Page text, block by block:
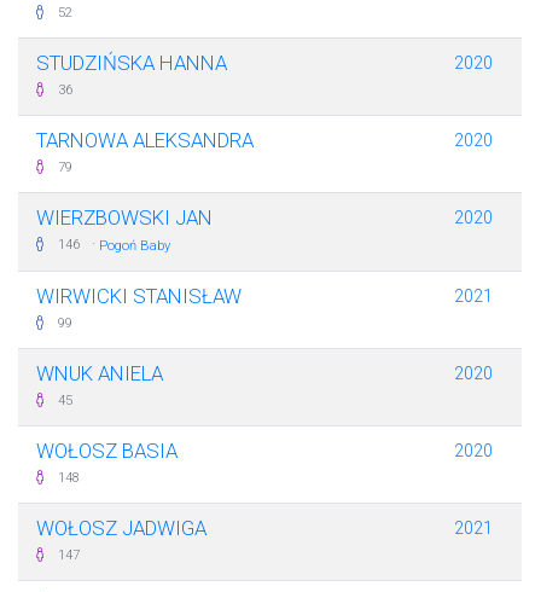
52
STUDZIŃSKA HANNA
36
2020
TARNOWA ALEKSANDRA
79
2020
WIERZBOWSKI JAN
146 · Pogoń Baby
2020
WIRWICKI STANISŁAW
99
2021
WNUK ANIELA
45
2020
WOŁOSZ BASIA
148
2020
WOŁOSZ JADWIGA
147
2021